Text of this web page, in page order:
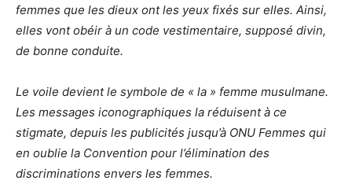
femmes que les dieux ont les yeux fixés sur elles. Ainsi,
elles vont obéir à un code vestimentaire, supposé divin,
de bonne conduite.
Le voile devient le symbole de « la » femme musulmane.
Les messages iconographiques la réduisent à ce
stigmate, depuis les publicités jusqu’à ONU Femmes qui
en oublie la Convention pour l’élimination des
discriminations envers les femmes.